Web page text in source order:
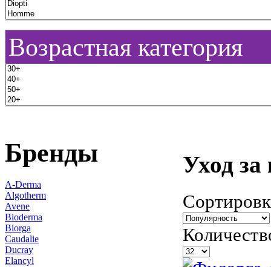
Возрастная категория
Уход за
Бренды
A-Derma
Algotherm
Avene
Bioderma
Biorga
Caudalie
Ducray
Elancyl